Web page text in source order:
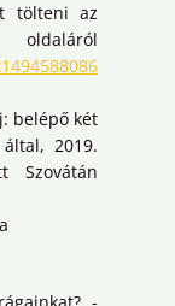
tölteni az
belépő két
2019.